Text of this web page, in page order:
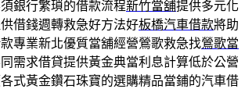
銀行繁瑣的借款流程新竹當舖提供多元化
借錢週轉救急好方法好板橋汽車借款將助
專業新北優質當舖經營鶯歌救急找鶯歌當
需求借貸提供黃金典當利息計算低於公營
式黃金鑽石珠寶的選購精品當鋪的汽車借